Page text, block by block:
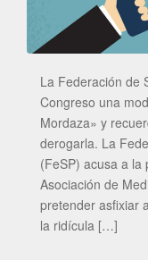
La Federación de
Congreso una
Mordaza» y
derogarla. La
(FeSP) acusa a
Asociación de
pretender asfixiar
la ridícula […]